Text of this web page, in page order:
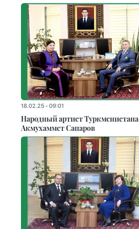
18.02.25 - 09:01
Народный артист Туркменистана
Акмухаммет Сапаров